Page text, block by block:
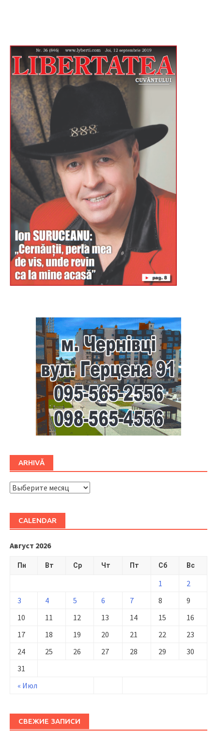
ARHIVĂ
ARHIVĂ
CALENDAR
Август 2026
Пн Вт Ср Чт Пт Сб Вс
« Июл
1
2
3
4 5 6 7 8
9
10
11 12 13 14 15
16
17
18 19 20 21 22
23
24
25 26 27 28 29
30
31
СВЕЖИЕ ЗАПИСИ